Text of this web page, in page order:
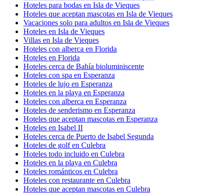
Hoteles para bodas en Isla de Vieques
Hoteles que aceptan mascotas en Isla de Vieques
Vacaciones solo para adultos en Isla de Vieques
Hoteles en Isla de Vieques
Villas en Isla de Vieques
Hoteles con alberca en Florida
Hoteles en Florida
Hoteles cerca de Bahía bioluminiscente
Hoteles con spa en Esperanza
Hoteles de lujo en Esperanza
Hoteles en la playa en Esperanza
Hoteles con alberca en Esperanza
Hoteles de senderismo en Esperanza
Hoteles que aceptan mascotas en Esperanza
Hoteles en Isabel II
Hoteles cerca de Puerto de Isabel Segunda
Hoteles de golf en Culebra
Hoteles todo incluido en Culebra
Hoteles en la playa en Culebra
Hoteles románticos en Culebra
Hoteles con restaurante en Culebra
Hoteles que aceptan mascotas en Culebra